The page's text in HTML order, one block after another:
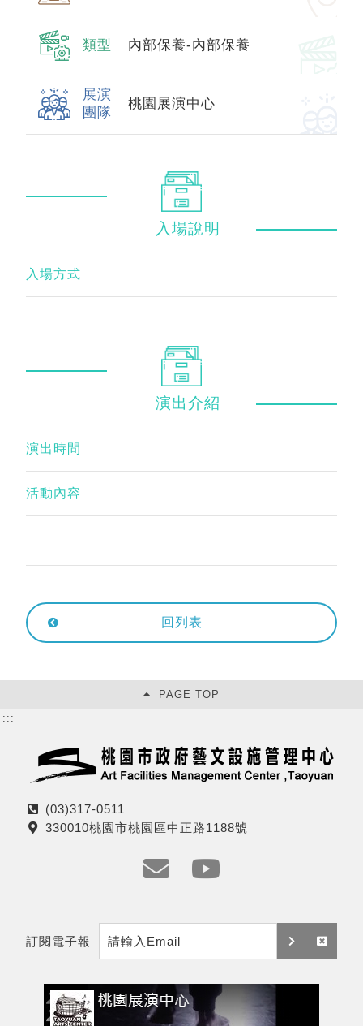
類型 內部保養-內部保養
展演
團隊
桃園展演中心
入場說明
入場方式
演出介紹
演出時間
活動內容
回列表
PAGE TOP
:::
電
話
(03)317-0511
地
330010桃園市桃園區中正路1188號
m
a
i
t
訂閱電子報
訂 取